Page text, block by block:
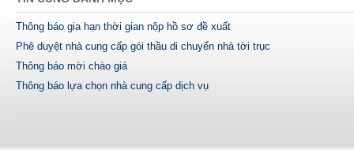
Thông báo gia hạn thời gian nộp hồ sơ đề xuất
Phê duyệt nhà cung cấp gói thầu di chuyển nhà tời trục
Thông báo mời chào giá
Thông báo lựa chọn nhà cung cấp dịch vụ